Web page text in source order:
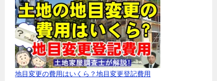
地目変更の費用はいくら？地目変更登記費用